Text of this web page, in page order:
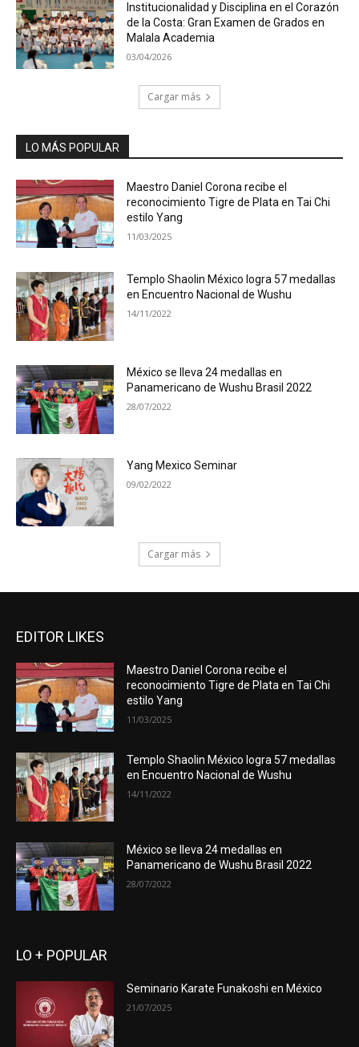
Institucionalidad y Disciplina en el Corazón
de la Costa: Gran Examen de Grados en
Malala Academia
03/04/2026
Cargar más
LO MÁS POPULAR
Maestro Daniel Corona recibe el
reconocimiento Tigre de Plata en Tai Chi
estilo Yang
11/03/2025
Templo Shaolin México logra 57 medallas
en Encuentro Nacional de Wushu
14/11/2022
México se lleva 24 medallas en
Panamericano de Wushu Brasil 2022
28/07/2022
Yang Mexico Seminar
09/02/2022
Cargar más
EDITOR LIKES
Maestro Daniel Corona recibe el
reconocimiento Tigre de Plata en Tai Chi
estilo Yang
11/03/2025
Templo Shaolin México logra 57 medallas
en Encuentro Nacional de Wushu
14/11/2022
México se lleva 24 medallas en
Panamericano de Wushu Brasil 2022
28/07/2022
LO + POPULAR
Seminario Karate Funakoshi en México
21/07/2025